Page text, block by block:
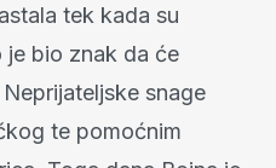
tek kada su
bio znak da će
snage
te pomoćnim